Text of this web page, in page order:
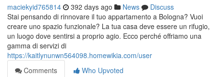
maciekyid765814 392 days ago News
Discuss
Stai pensando di rinnovare il tuo appartamento a Bologna? Vuoi
creare uno spazio funzionale? La tua casa deve essere un rifugio,
un luogo dove sentirsi a proprio agio. Ecco perché offriamo una
gamma di servizi di
https://kaitlynunwn564098.homewikia.com/user
Comments
Who Upvoted